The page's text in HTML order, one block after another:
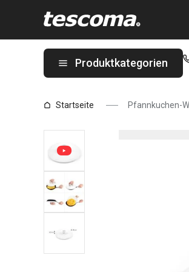
Produktkategorien
Startseite Pfannkuchen-